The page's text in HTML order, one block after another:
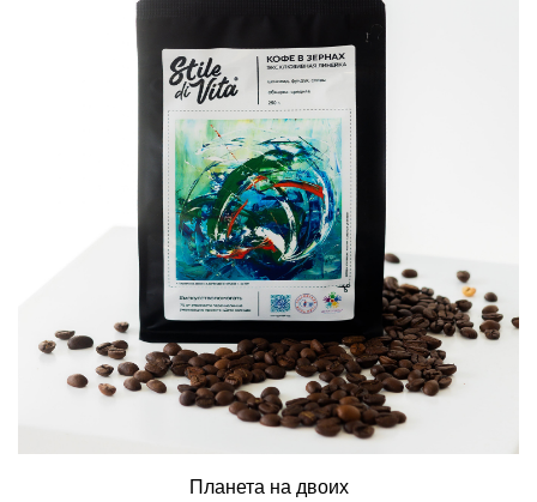
Планета на двоих